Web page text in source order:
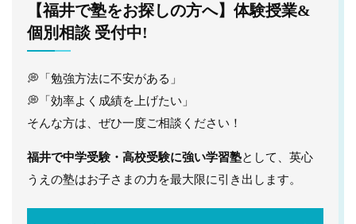
【福井で塾をお探しの方へ】体験授業&
個別相談 受付中!
💭 「勉強方法に不安がある」
💭 「効率よく成績を上げたい」
そんな方は、ぜひ一度ご相談ください！
福井で中学受験・高校受験に強い学習塾として、英心
うえの塾はお子さまの力を最大限に引き出します。